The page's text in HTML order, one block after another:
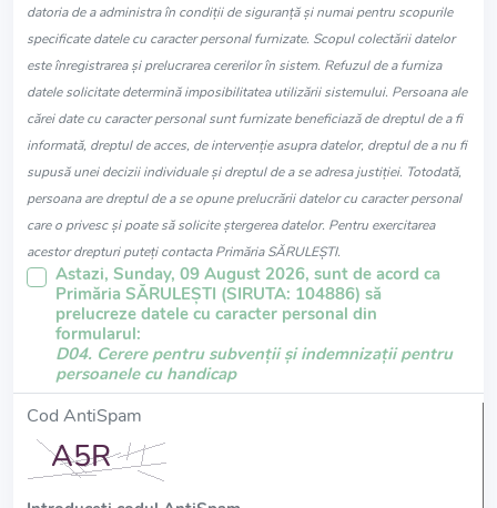
datoria de a administra în condiții de siguranță și numai pentru scopurile
specificate datele cu caracter personal furnizate. Scopul colectării datelor
este înregistrarea și prelucrarea cererilor în sistem. Refuzul de a furniza
datele solicitate determină imposibilitatea utilizării sistemului. Persoana ale
cărei date cu caracter personal sunt furnizate beneficiază de dreptul de a fi
informată, dreptul de acces, de intervenție asupra datelor, dreptul de a nu fi
supusă unei decizii individuale și dreptul de a se adresa justiției. Totodată,
persoana are dreptul de a se opune prelucrării datelor cu caracter personal
care o privesc și poate să solicite ștergerea datelor. Pentru exercitarea
acestor drepturi puteți contacta Primăria SĂRULEŞTI.
Astazi, Sunday, 09 August 2026, sunt de acord ca
Primăria SĂRULEŞTI (SIRUTA: 104886) să
prelucreze datele cu caracter personal din
formularul:
D04. Cerere pentru subvenții și indemnizații pentru
persoanele cu handicap
Cod AntiSpam